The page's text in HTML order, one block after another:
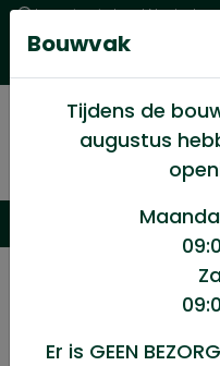
Levering in heel
Goede
Ijzerwaren/
Houtdraadbout 7×60
Bouwvak
Tijdens de
augustus
Er is GEEN